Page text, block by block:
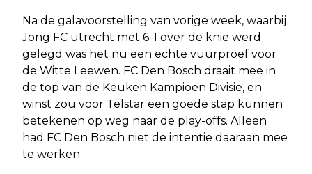
Na de galavoorstelling van vorige week, waarbij
Jong FC utrecht met 6-1 over de knie werd
gelegd was het nu een echte vuurproef voor
de Witte Leewen. FC Den Bosch draait mee in
de top van de Keuken Kampioen Divisie, en
winst zou voor Telstar een goede stap kunnen
betekenen op weg naar de play-offs. Alleen
had FC Den Bosch niet de intentie daaraan mee
te werken.